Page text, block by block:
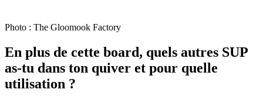
Photo : The Gloomook Factory
En plus de cette board, quels autres SUP
as-tu dans ton quiver et pour quelle
utilisation ?